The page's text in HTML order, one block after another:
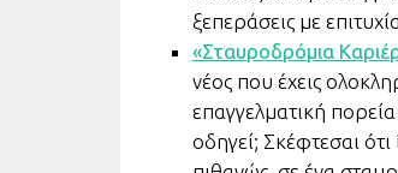
ξεπεράσεις με
«Σταυροδρόμια
νέος που έχεις
επαγγελματική
οδηγεί; Σκέφτεσαι ότι